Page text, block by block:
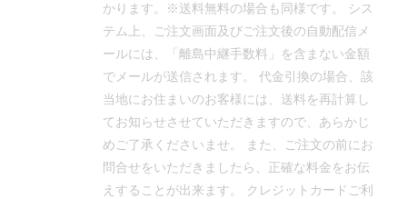
かります。※送料無料の場合も同様です。 シス
テム上、ご注文画面及びご注文後の自動配信メ
ールには、「離島中継手数料」を含まない金額
でメールが送信されます。 代金引換の場合、該
当地にお住まいのお客様には、送料を再計算し
てお知らせさせていただきますので、あらかじ
めご了承くださいませ。 また、ご注文の前にお
問合せをいただきましたら、正確な料金をお伝
えすることが出来ます。 クレジットカードご利